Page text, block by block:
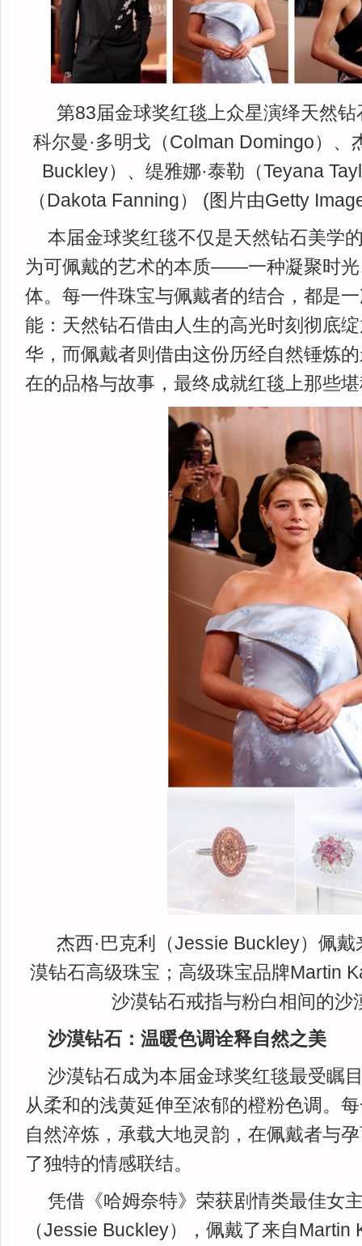
第83届金球奖红毯上众星演绎天然
科尔曼·多明戈（Colman Domingo）、
Buckley）、缇雅娜·泰勒（Teyana
（Dakota Fanning） (图片由Getty
本届金球奖红毯不仅是天然钻石美学
为可佩戴的艺术的本质——一种凝聚时
体。每一件珠宝与佩戴者的结合，都是
能：天然钻石借由人生的高光时刻彻底
华，而佩戴者则借由这份历经自然锤炼
在的品格与故事，最终成就红毯上那些
杰西·巴克利（Jessie Buckley）佩
漠钻石高级珠宝；高级珠宝品牌Martin
沙漠钻石戒指与粉白相间的沙
沙漠钻石：温暖色调诠释自然之美
沙漠钻石成为本届金球奖红毯最受瞩
从柔和的浅黄延伸至浓郁的橙粉色调。
自然淬炼，承载大地灵韵，在佩戴者与
了独特的情感联结。
凭借《哈姆奈特》荣获剧情类最佳女
（Jessie Buckley），佩戴了来自Martin